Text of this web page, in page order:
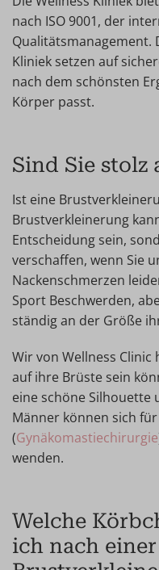
nach ISO 9001, der
Qualitätsmanagement.
Kliniek setzen auf
nach dem schönsten
Körper passt.
Sind Sie stolz
Ist eine
Brustverkleinerung
Entscheidung sein,
verschaffen, wenn Sie
Nackenschmerzen
Sport Beschwerden,
ständig an der Größe
Wir von Wellness Clinic
auf ihre Brüste sein
eine schöne Silhouette
Männer können sich
(Gynäkomastiechirurgie
wenden.
Welche
ich nach einer